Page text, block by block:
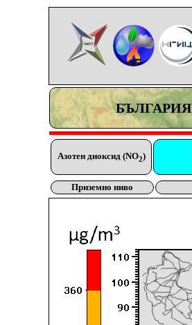
БЪЛГАРИЯ
Азотен диоксид (NO2)
Приземно ниво